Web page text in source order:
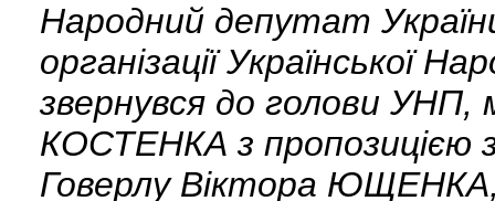
Народний депутат
організації Української
звернувся до голови УНП,
КОСТЕНКА з пропозицією
Говерлу Віктора